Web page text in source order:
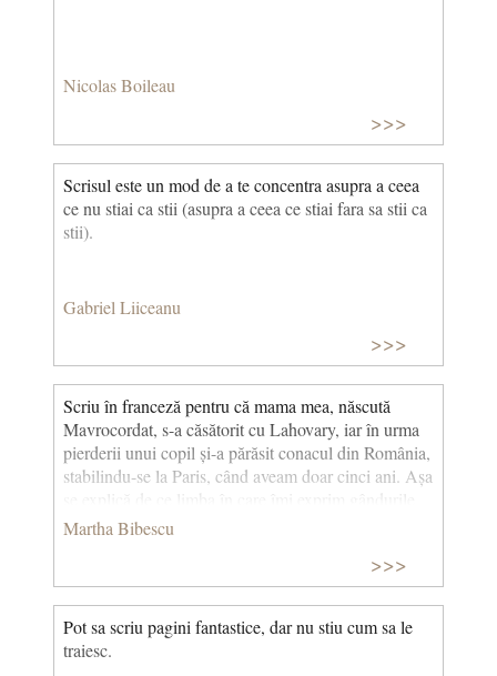
Nicolas Boileau
>>>
Scrisul este un mod de a te concentra asupra a ceea
ce nu stiai ca stii (asupra a ceea ce stiai fara sa stii ca
stii).
Gabriel Liiceanu
>>>
Scriu în franceză pentru că mama mea, născută
Mavrocordat, s-a căsătorit cu Lahovary, iar în urma
pierderii unui copil și-a părăsit conacul din România,
stabilindu-se la Paris, când aveam doar cinci ani. Așa
se explică de ce limba în care îmi exprim gândurile
este franceza. Sunt convinsă că asta nu poate aduce
Scriind într-o limbă universală, poți fi tradus și citit în
întreaga lume, facilitând astfel cunoașterea spiritului
autohton de către cei care nu îți cunosc limba. Și
cred că toți aspirăm la universalitate...” („O oră cu
Prințesa Martha Bibescu”, Ilustrațiunea română, 2
Martha Bibescu
>>>
Pot sa scriu pagini fantastice, dar nu stiu cum sa le
traiesc.